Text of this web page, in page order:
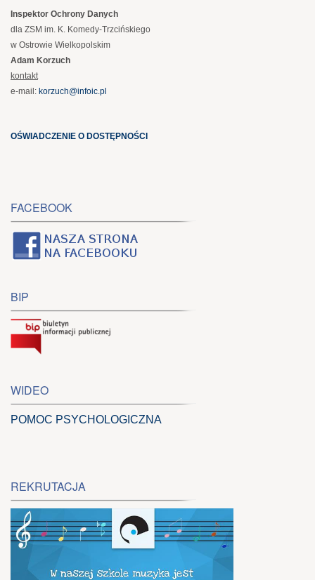
Inspektor Ochrony Danych
dla ZSM im. K. Komedy-Trzcińskiego
w Ostrowie Wielkopolskim
Adam Korzuch
kontakt
e-mail: korzuch@infoic.pl
OŚWIADCZENIE O DOSTĘPNOŚCI
FACEBOOK
BIP
WIDEO
POMOC PSYCHOLOGICZNA
REKRUTACJA